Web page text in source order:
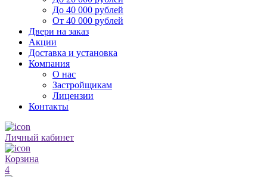
До 40 000 рублей
От 40 000 рублей
Двери на заказ
Акции
Доставка и установка
Компания
О нас
Застройщикам
Лицензии
Контакты
Личный кабинет
Корзина
4